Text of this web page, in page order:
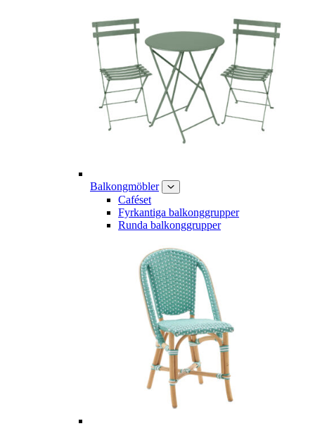
Balkongmöbler
Caféset
Fyrkantiga balkonggrupper
Runda balkonggrupper